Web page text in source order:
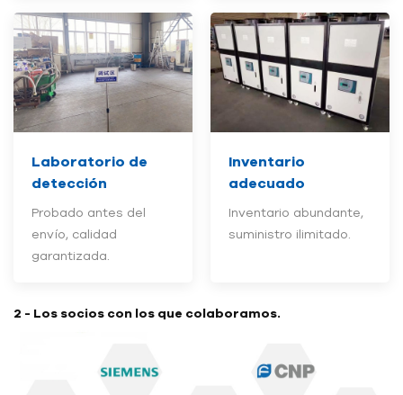
Laboratorio de
detección
Probado antes del
envío, calidad
garantizada.
Inventario
adecuado
Inventario abundante,
suministro ilimitado.
2 - Los socios con los que colaboramos.